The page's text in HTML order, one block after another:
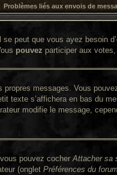
Problèmes liés aux envois de
peut que vous ayez besoin
pouvez participer aux
messages. Vous
texte s’affichera en bas du
modifie le message,
vous pouvez cocherAttacher sa
(onglet Préférences du